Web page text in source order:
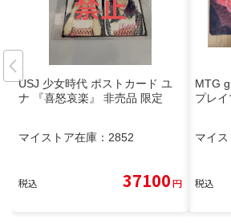
USJ 少女時代 ポストカード ユ
ナ 『喜怒哀楽』 非売品 限定
マイストア在庫： 2852
税込 37100円
MTG
プレイ
マイス
税込